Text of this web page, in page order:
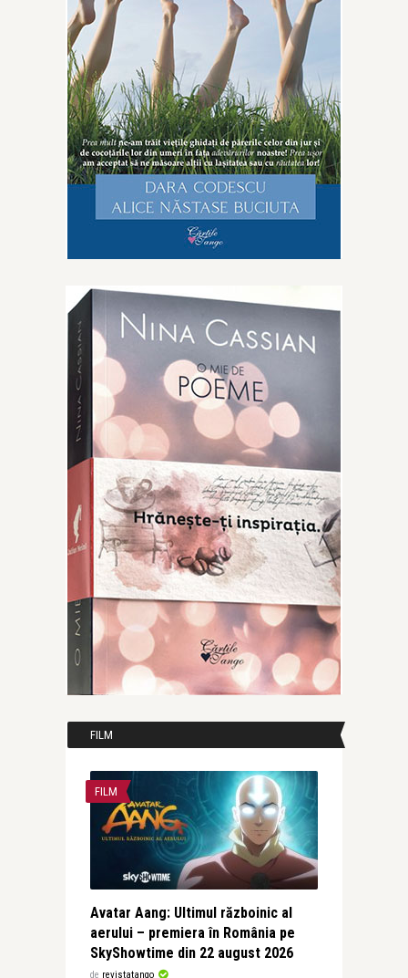
FILM
FILM
Avatar Aang: Ultimul războinic al
aerului – premiera în România pe
SkyShowtime din 22 august 2026
de revistatango